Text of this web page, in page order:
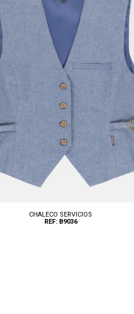
CHALECO SERVICIOS
REF: B9036